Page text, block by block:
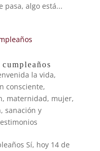
algo está...
la vida,
consciente,
, maternidad, mujer,
, sanación y
Sí, hoy 14 de